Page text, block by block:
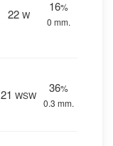
22 W
16%
0 mm.
21 WSW
36%
0.3 mm.